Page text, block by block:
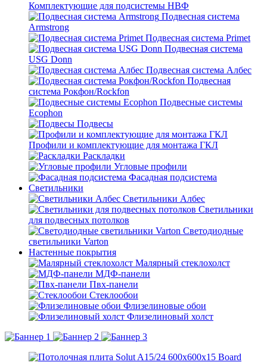
Комплектующие для подсистемы НВФ
Подвесная система
Armstrong
Подвесная система Primet
Подвесная система
USG Donn
Подвесная система Албес
Подвесная
система Рокфон/Rockfon
Подвесные системы
Ecophon
Подвесы
Профили и комплектующие для монтажа ГКЛ
Раскладки
Угловые профили
Фасадная подсистема
Светильники
Светильники Албес
Светильники
для подвесных потолков
Светодиодные
светильники Varton
Настенные покрытия
Малярный стеклохолст
МДФ-панели
Пвх-панели
Стеклообои
Флизелиновые обои
Флизелиновый холст